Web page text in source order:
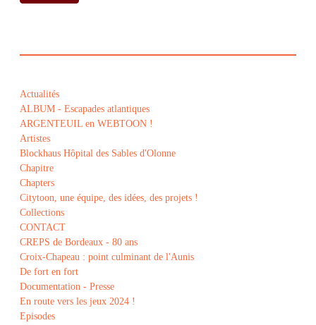
Actualités
ALBUM - Escapades atlantiques
ARGENTEUIL en WEBTOON !
Artistes
Blockhaus Hôpital des Sables d'Olonne
Chapitre
Chapters
Citytoon, une équipe, des idées, des projets !
Collections
CONTACT
CREPS de Bordeaux - 80 ans
Croix-Chapeau : point culminant de l'Aunis
De fort en fort
Documentation - Presse
En route vers les jeux 2024 !
Episodes